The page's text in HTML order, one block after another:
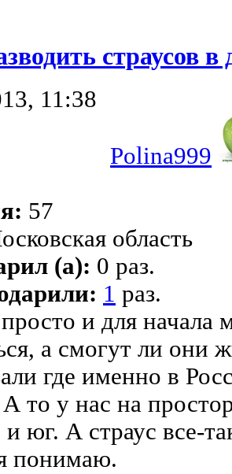
страусов
11:38
Polina999
57
область
(а): 0 раз.
1 раз.
и для начала
а смогут ли они
где именно в
А то у нас на
и юг. А страус все-
понимаю.